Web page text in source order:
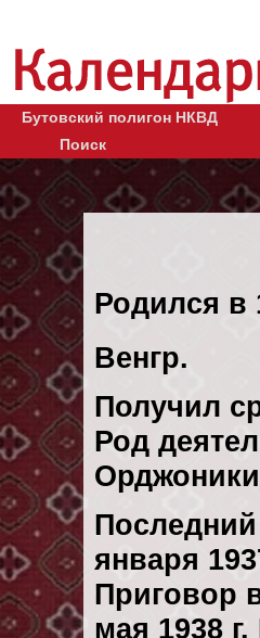
Бутовский полигон НКВД
Поиск
Родился в
Венгр.
Получил
Род
января
Приговор
мая 1938